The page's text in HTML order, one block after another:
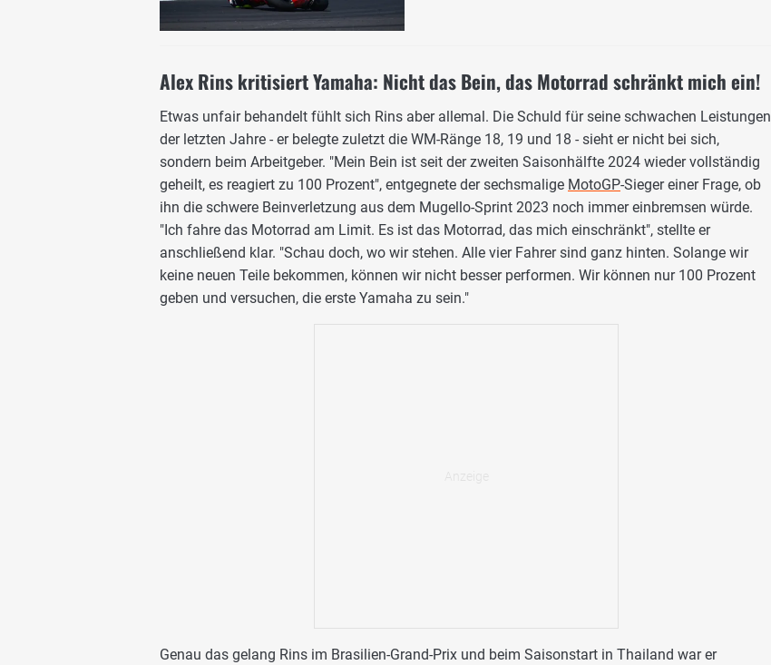
Alex Rins kritisiert Yamaha: Nicht das Bein, das Motorrad schränkt mich ein!
Etwas unfair behandelt fühlt sich Rins aber allemal. Die Schuld für seine schwachen Leistungen
der letzten Jahre - er belegte zuletzt die WM-Ränge 18, 19 und 18 - sieht er nicht bei sich,
sondern beim Arbeitgeber. "Mein Bein ist seit der zweiten Saisonhälfte 2024 wieder vollständig
geheilt, es reagiert zu 100 Prozent", entgegnete der sechsmalige MotoGP-Sieger einer Frage, ob
ihn die schwere Beinverletzung aus dem Mugello-Sprint 2023 noch immer einbremsen würde.
"Ich fahre das Motorrad am Limit. Es ist das Motorrad, das mich einschränkt", stellte er
anschließend klar. "Schau doch, wo wir stehen. Alle vier Fahrer sind ganz hinten. Solange wir
keine neuen Teile bekommen, können wir nicht besser performen. Wir können nur 100 Prozent
geben und versuchen, die erste Yamaha zu sein."
Genau das gelang Rins im Brasilien-Grand-Prix und beim Saisonstart in Thailand war er